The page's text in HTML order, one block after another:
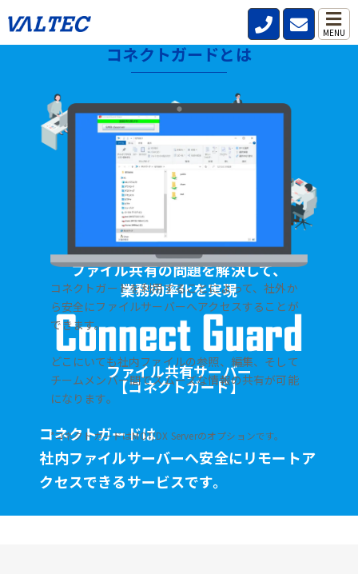
MENU
製品・サービス>ファイル共有サーバー【コネクトガード】
ファイル共有の問題を解決して、
業務効率化を実現
ファイル共有サーバー
【コネクトガード】
コネクトガードは
社内ファイルサーバーへ安全にリモートア
クセスできるサービスです。
コネクトガードとは
コネクトガードを利用することによって、社外か
ら安全にファイルサーバーへアクセスすることが
できます。
どこにいても社内ファイルの参照、編集、そして
チームメンバー間でスムーズな情報の共有が可能
になります。
*コネクトガードはMOT/DX Serverのオプションです。